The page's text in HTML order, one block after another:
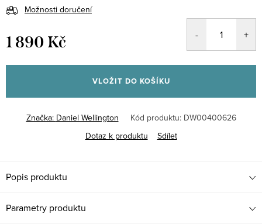
Možnosti doručení
1 890 Kč
cena:
VLOŽIT DO KOŠÍKU
Značka: Daniel Wellington Kód produktu: DW00400626
Dotaz k produktu
Sdílet
Popis produktu
Parametry produktu